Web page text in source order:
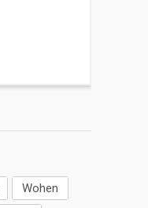
Wohen